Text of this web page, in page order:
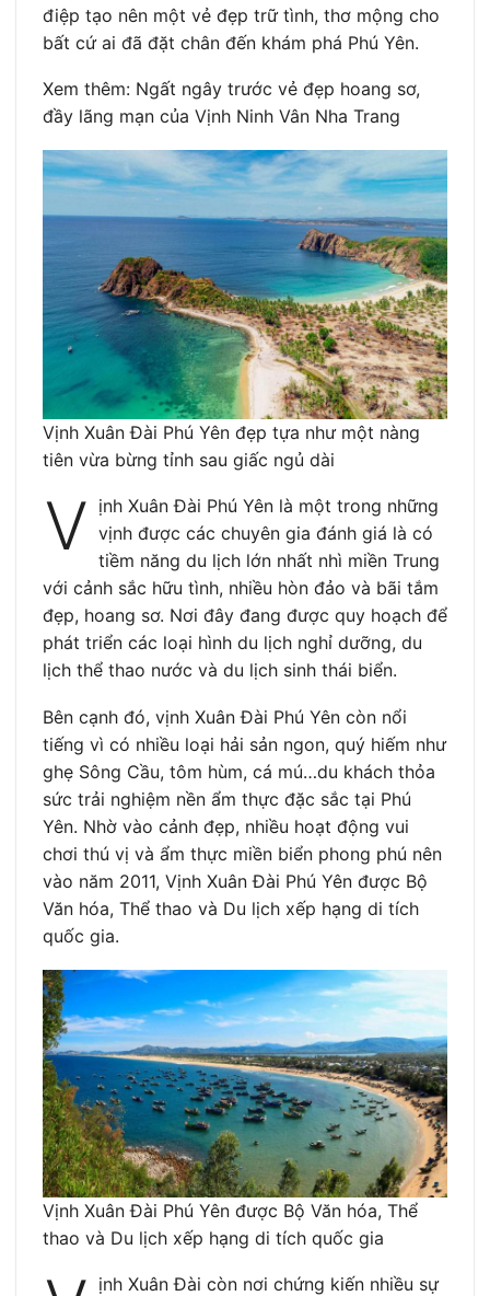
điệp tạo nên một vẻ đẹp trữ tình, thơ mộng cho
bất cứ ai đã đặt chân đến khám phá Phú Yên.
Xem thêm: Ngất ngây trước vẻ đẹp hoang sơ,
đầy lãng mạn của Vịnh Ninh Vân Nha Trang
Vịnh Xuân Đài Phú Yên đẹp tựa như một nàng
tiên vừa bừng tỉnh sau giấc ngủ dài
V ịnh Xuân Đài Phú Yên là một trong những
vịnh được các chuyên gia đánh giá là có
tiềm năng du lịch lớn nhất nhì miền Trung
với cảnh sắc hữu tình, nhiều hòn đảo và bãi tắm
đẹp, hoang sơ. Nơi đây đang được quy hoạch để
phát triển các loại hình du lịch nghỉ dưỡng, du
lịch thể thao nước và du lịch sinh thái biển.
Bên cạnh đó, vịnh Xuân Đài Phú Yên còn nổi
tiếng vì có nhiều loại hải sản ngon, quý hiếm như
ghẹ Sông Cầu, tôm hùm, cá mú…du khách thỏa
sức trải nghiệm nền ẩm thực đặc sắc tại Phú
Yên. Nhờ vào cảnh đẹp, nhiều hoạt động vui
chơi thú vị và ẩm thực miền biển phong phú nên
vào năm 2011, Vịnh Xuân Đài Phú Yên được Bộ
Văn hóa, Thể thao và Du lịch xếp hạng di tích
quốc gia.
Vịnh Xuân Đài Phú Yên được Bộ Văn hóa, Thể
thao và Du lịch xếp hạng di tích quốc gia
ịnh Xuân Đài còn nơi chứng kiến nhiều sự